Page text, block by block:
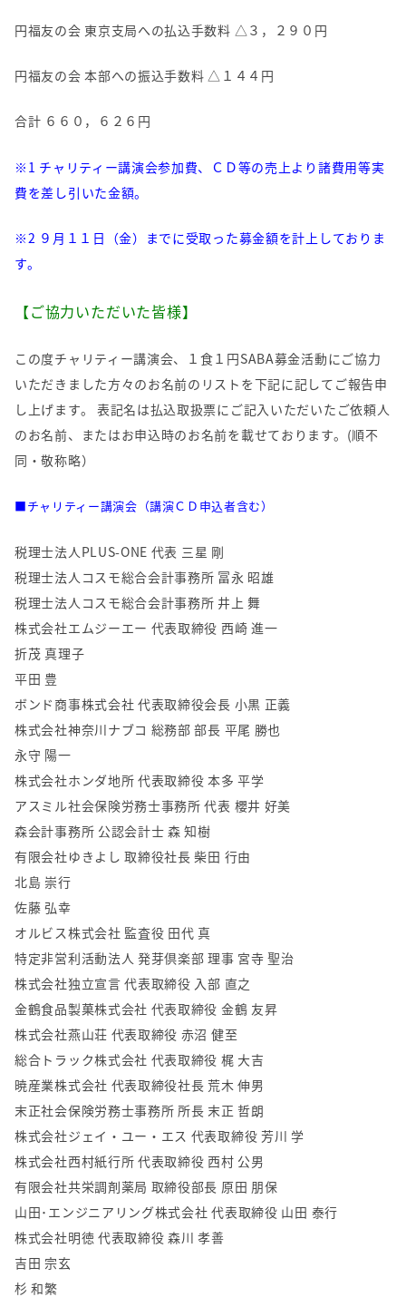
円福友の会 東京支局への払込手数料 △３，２９０円
円福友の会 本部への振込手数料 △１４４円
合計 ６６０，６２６円
※1 チャリティー講演会参加費、ＣＤ等の売上より諸費用等実
費を差し引いた金額。
※2 ９月１１日（金）までに受取った募金額を計上しておりま
す。
【ご協力いただいた皆様】
この度チャリティー講演会、１食１円SABA募金活動にご協力
いただきました方々のお名前のリストを下記に記してご報告申
し上げます。 表記名は払込取扱票にご記入いただいたご依頼人
のお名前、またはお申込時のお名前を載せております。(順不
同・敬称略）
■チャリティー講演会（講演ＣＤ申込者含む）
税理士法人PLUS-ONE 代表 三星 剛
税理士法人コスモ総合会計事務所 冨永 昭雄
税理士法人コスモ総合会計事務所 井上 舞
株式会社エムジーエー 代表取締役 西崎 進一
折茂 真理子
平田 豊
ボンド商事株式会社 代表取締役会長 小黒 正義
株式会社神奈川ナブコ 総務部 部長 平尾 勝也
永守 陽一
株式会社ホンダ地所 代表取締役 本多 平学
アスミル社会保険労務士事務所 代表 櫻井 好美
森会計事務所 公認会計士 森 知樹
有限会社ゆきよし 取締役社長 柴田 行由
北島 崇行
佐藤 弘幸
オルビス株式会社 監査役 田代 真
特定非営利活動法人 発芽倶楽部 理事 宮寺 聖治
株式会社独立宣言 代表取締役 入部 直之
金鶴食品製菓株式会社 代表取締役 金鶴 友昇
株式会社燕山荘 代表取締役 赤沼 健至
総合トラック株式会社 代表取締役 梶 大吉
暁産業株式会社 代表取締役社長 荒木 伸男
末正社会保険労務士事務所 所長 末正 哲朗
株式会社ジェイ・ユー・エス 代表取締役 芳川 学
株式会社西村紙行所 代表取締役 西村 公男
有限会社共栄調剤薬局 取締役部長 原田 朋保
山田･エンジニアリング株式会社 代表取締役 山田 泰行
株式会社明徳 代表取締役 森川 孝善
吉田 宗玄
杉 和繁